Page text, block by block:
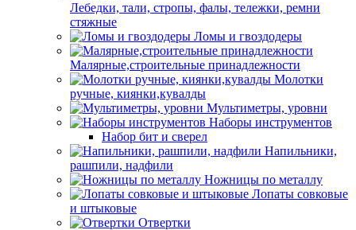
Лебедки, тали, стропы, фалы, тележки, ремни
стяжные
Ломы и гвоздодеры
Малярные,строительные принадлежности
Молотки
ручные, киянки,кувалды
Мультиметры, уровни
Наборы инструментов
Набор бит и сверел
Напильники,
рашпили, надфили
Ножницы по металлу
Лопаты совковые
и штыковые
Отвертки